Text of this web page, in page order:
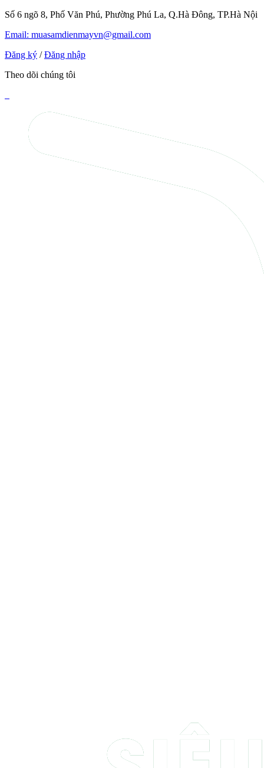
Số 6 ngõ 8, Phố Văn Phú, Phường Phú La, Q.Hà Đông, TP.Hà Nội
Email: muasamdienmayvn@gmail.com
Đăng ký / Đăng nhập
Theo dõi chúng tôi